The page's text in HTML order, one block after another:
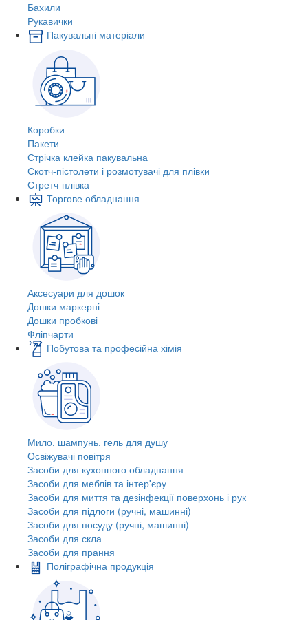
Бахили
Рукавички
Пакувальні матеріали
Коробки
Пакети
Стрічка клейка пакувальна
Скотч-пістолети і розмотувачі для плівки
Стретч-плівка
Торгове обладнання
Аксесуари для дошок
Дошки маркерні
Дошки пробкові
Фліпчарти
Побутова та професійна хімія
Мило, шампунь, гель для душу
Освіжувачі повітря
Засоби для кухонного обладнання
Засоби для меблів та інтер'єру
Засоби для миття та дезінфекції поверхонь і рук
Засоби для підлоги (ручні, машинні)
Засоби для посуду (ручні, машинні)
Засоби для скла
Засоби для прання
Поліграфічна продукція